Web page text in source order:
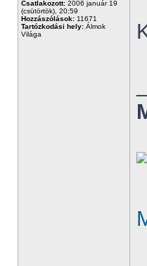
Csatlakozott: 2006 január 19
(csütörtök), 20:59
Hozzászólások: 11671
Tartózkodási hely: Álmok
Világa